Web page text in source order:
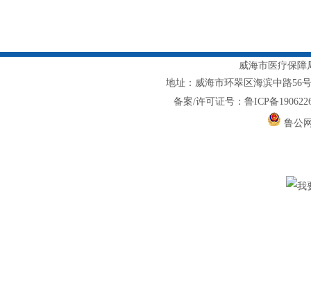
威海市医疗保障
地址：威海市环翠区海滨中路56
备案/许可证号：鲁ICP备
鲁公